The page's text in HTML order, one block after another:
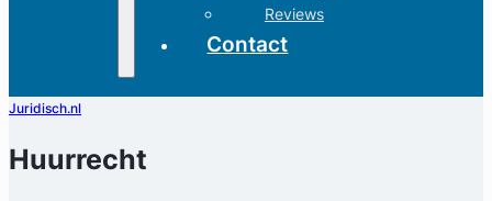
Reviews
Contact
Juridisch.nl
Huurrecht